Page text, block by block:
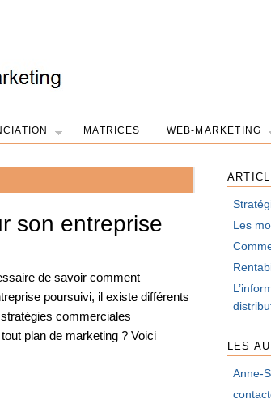
MATRICES WEB-MARKETING
son entreprise
de savoir comment
poursuivi, il existe différents
commerciales
plan de marketing ? Voici
Les
LES
Anne-